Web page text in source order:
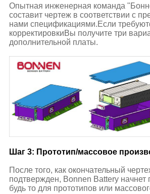
Опытная инженерная команда
составит чертеж в соответствии с
нами спецификациями.Если
корректировкиВы получите три
дополнительной платы.
Шаг 3: Прототип/массовое
После того, как окончательный
подтвержден, Bonnen Battery начнет
будь то для прототипов или